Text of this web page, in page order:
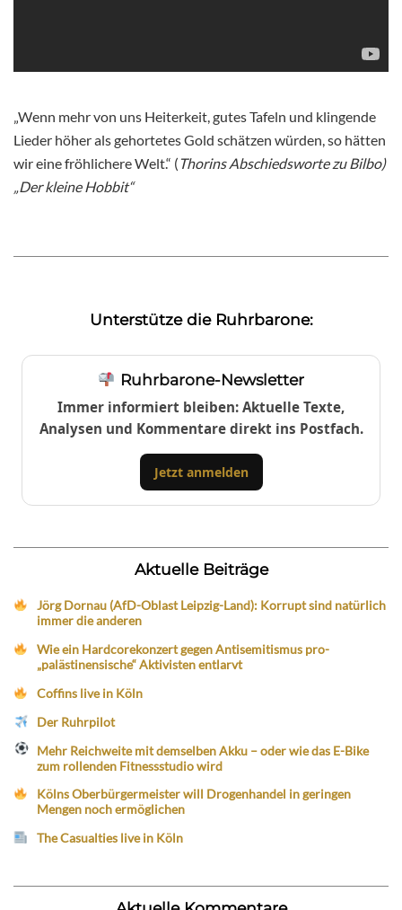
„Wenn mehr von uns Heiterkeit, gutes Tafeln und klingende
Lieder höher als gehortetes Gold schätzen würden, so hätten
wir eine fröhlichere Welt.“ ( Thorins Abschiedsworte zu Bilbo)
„Der kleine Hobbit“
Unterstütze die Ruhrbarone:
Ruhrbarone-Newsletter
Immer informiert bleiben: Aktuelle Texte,
Analysen und Kommentare direkt ins Postfach.
Jetzt anmelden
Aktuelle Beiträge
Jörg Dornau (AfD-Oblast Leipzig-Land): Korrupt sind natürlich
immer die anderen
Wie ein Hardcorekonzert gegen Antisemitismus pro-
„palästinensische“ Aktivisten entlarvt
Coffins live in Köln
Der Ruhrpilot
Mehr Reichweite mit demselben Akku – oder wie das E-Bike
zum rollenden Fitnessstudio wird
Kölns Oberbürgermeister will Drogenhandel in geringen
Mengen noch ermöglichen
The Casualties live in Köln